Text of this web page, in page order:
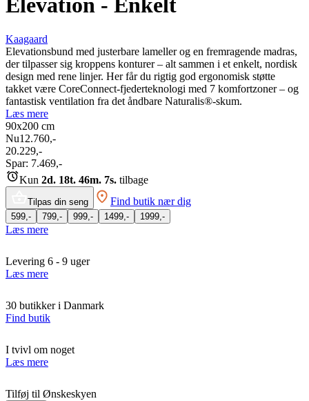
Elevation - Enkelt
Kaagaard
Elevationsbund med justerbare lameller og en fremragende madras,
der tilpasser sig kroppens konturer – alt sammen i et enkelt, nordisk
design med rene linjer. Her får du rigtig god ergonomisk støtte
takket være CoreConnect-fjederteknologi med 7 komfortzoner – og
fantastisk ventilation fra det åndbare Naturalis®-skum.
Læs mere
90x200 cm
Nu12.760,-
20.229,-
Spar: 7.469,-
Kun 2d. 18t. 46m. 7s. tilbage
Tilpas din seng Find butik nær dig
599,- 799,- 999,- 1499,- 1999,-
Læs mere
Levering 6 - 9 uger
Læs mere
30 butikker i Danmark
Find butik
I tvivl om noget
Læs mere
Tilføj til Ønskeskyen